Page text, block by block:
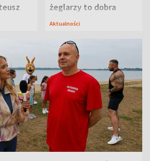
żeglarzy to dobra
wiadomość
Aktualności